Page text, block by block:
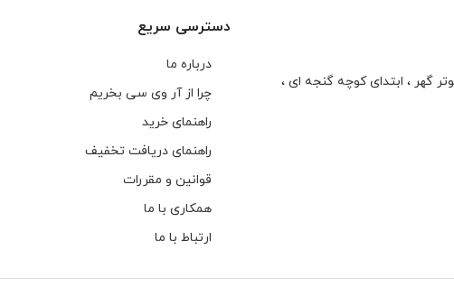
گهر ، ابتدای كوچه گنجه ای ،
دسترسی سریع
درباره ما
چرا از آر وی سی بخریم
راهنمای خرید
راهنمای دریافت تخفیف
قوانین و مقررات
همکاری با ما
ارتباط با ما